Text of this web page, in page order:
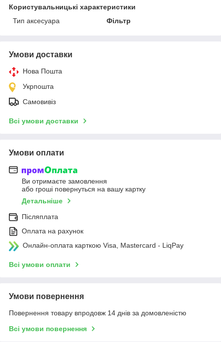
Користувальницькі характеристики
Тип аксесуара
Фільтр
Умови доставки
Нова Пошта
Укрпошта
Самовивіз
Всі умови доставки
Умови оплати
Ви отримаєте замовлення
або гроші повернуться на вашу картку
Детальніше
Післяплата
Оплата на рахунок
Онлайн-оплата карткою Visa, Mastercard - LiqPay
Всі умови оплати
Умови повернення
Повернення товару впродовж 14 днів за домовленістю
Всі умови повернення